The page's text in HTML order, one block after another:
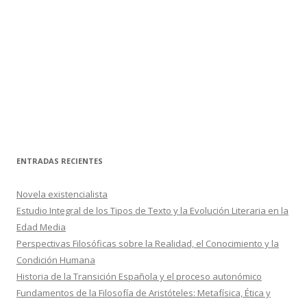
ENTRADAS RECIENTES
Novela existencialista
Estudio Integral de los Tipos de Texto y la Evolución Literaria en la
Edad Media
Perspectivas Filosóficas sobre la Realidad, el Conocimiento y la
Condición Humana
Historia de la Transición Española y el proceso autonómico
Fundamentos de la Filosofía de Aristóteles: Metafísica, Ética y